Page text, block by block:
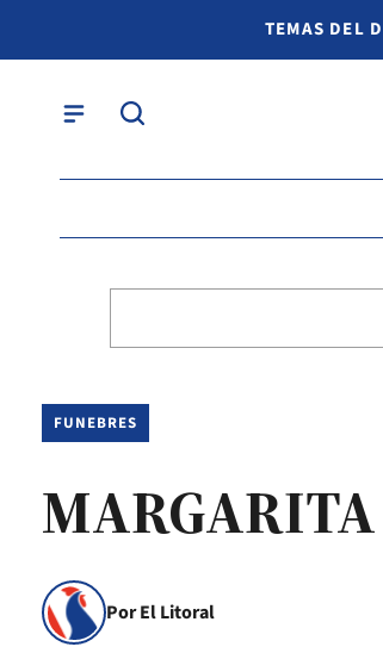
TEMAS DEL
FUNEBRES
Por El Litoral